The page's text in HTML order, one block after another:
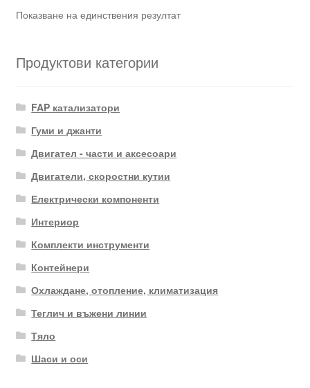
Показване на единствения резултат
Продуктови категории
FAP катализатори
Гуми и джанти
Двигател - части и аксесоари
Двигатели, скоростни кутии
Електрически компоненти
Интериор
Комплекти инструменти
Контейнери
Охлаждане, отопление, климатизация
Теглич и въжени линии
Тяло
Шаси и оси